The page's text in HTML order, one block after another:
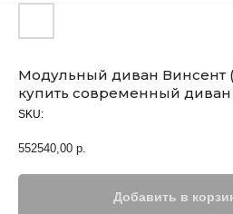
Модульный диван Винсент
купить современный диван
SKU:
552540,00 р.
Добавить в